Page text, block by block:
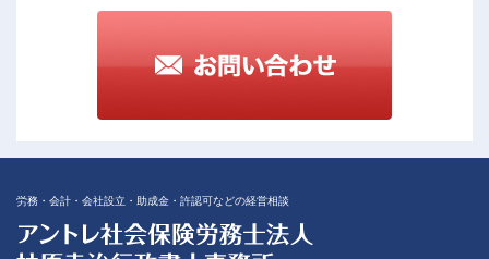
労務・会計・会社設立・助成金・許認可などの経営相談